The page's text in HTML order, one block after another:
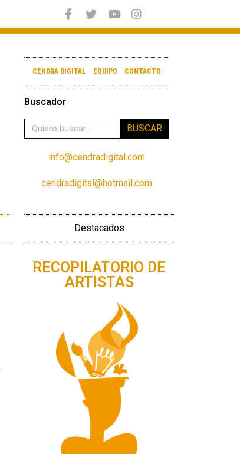
CENDRA DIGITAL EQUIPO CONTACTO
Buscador
BUSCAR
info@cendradigital.com
cendradigital@hotmail.com
Destacados
RECOPILATORIO DE
ARTISTAS